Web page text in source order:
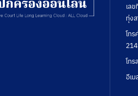
เล
ทุ่ง
โท
โทร
อีเ